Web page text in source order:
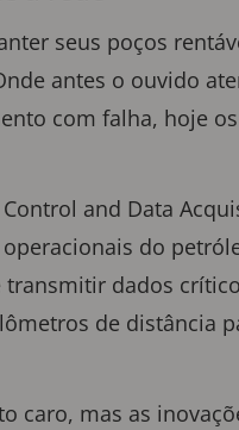
seus poços
antes o ouvido
com falha, hoje
and Data
do
dados
de distância
caro, mas as